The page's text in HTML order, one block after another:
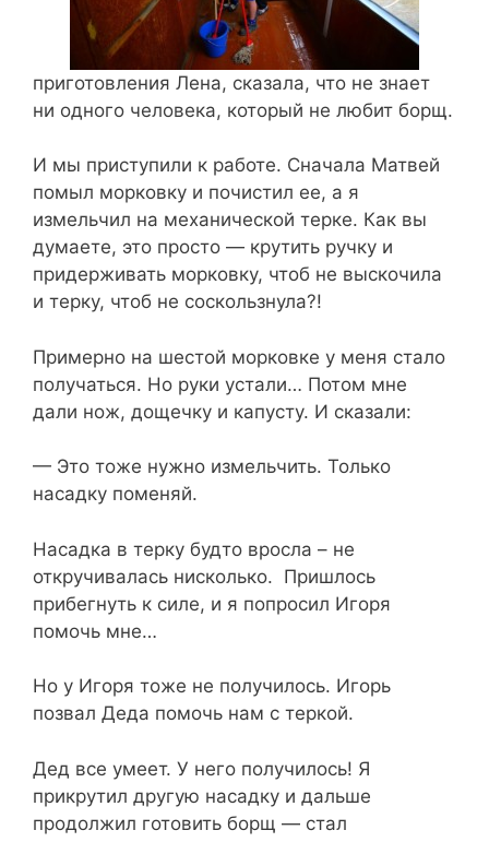
приготовления Лена, сказала, что не знает
ни одного человека, который не любит борщ.
И мы приступили к работе. Сначала Матвей
помыл морковку и почистил ее, а я
измельчил на механической терке. Как вы
думаете, это просто — крутить ручку и
придерживать морковку, чтоб не выскочила
и терку, чтоб не соскользнула?!
Примерно на шестой морковке у меня стало
получаться. Но руки устали… Потом мне
дали нож, дощечку и капусту. И сказали:
— Это тоже нужно измельчить. Только
насадку поменяй.
Насадка в терку будто вросла – не
откручивалась нисколько. Пришлось
прибегнуть к силе, и я попросил Игоря
помочь мне…
Но у Игоря тоже не получилось. Игорь
позвал Деда помочь нам с теркой.
Дед все умеет. У него получилось! Я
прикрутил другую насадку и дальше
продолжил готовить борщ — стал